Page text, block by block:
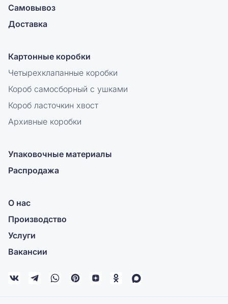
Самовывоз
Доставка
Картонные коробки
Четырехклапанные коробки
Короб самосборный с ушками
Короб ласточкин хвост
Архивные коробки
Упаковочные материалы
Распродажа
О нас
Производство
Услуги
Вакансии